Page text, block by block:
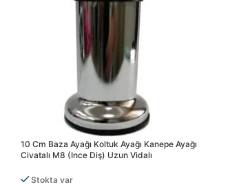
10 Cm Baza Ayağı Koltuk Ayağı Kanepe Ayağı
Civatalı M8 (ince Diş) Uzun Vidalı
Stokta var